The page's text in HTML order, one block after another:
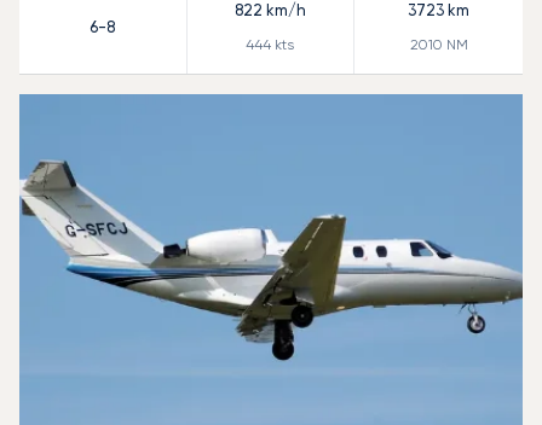
6-8
822 km/h
444 kts
3723 km
2010 NM